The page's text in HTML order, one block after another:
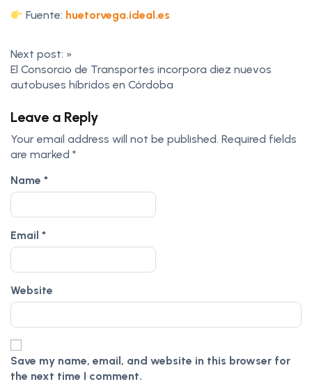
Fuente: huetorvega.ideal.es
Next post: »
El Consorcio de Transportes incorpora diez nuevos
autobuses híbridos en Córdoba
Leave a Reply
Your email address will not be published. Required fields
are marked *
Name *
Email *
Website
Save my name, email, and website in this browser for
the next time I comment.